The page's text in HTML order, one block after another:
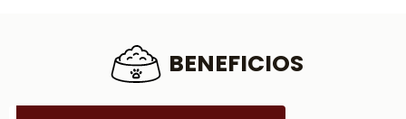
BENEFICIOS